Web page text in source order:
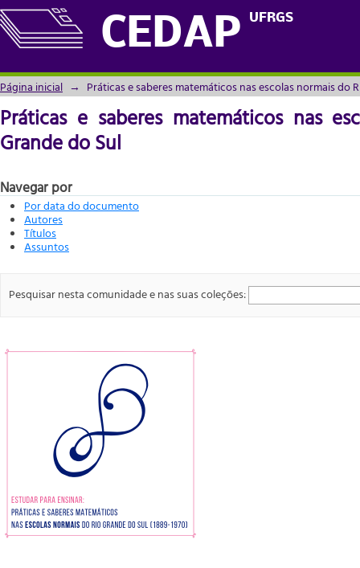
CEDAP UFRGS
Práticas e saberes matemáticos nas
Página inicial → Práticas e saberes matemáticos nas escolas normais do
Práticas e saberes matemáticos nas
Grande do Sul
Navegar por
Por data do documento
Autores
Títulos
Assuntos
Pesquisar nesta comunidade e nas suas coleções: